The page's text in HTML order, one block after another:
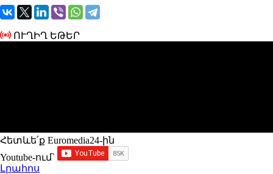
ՈՒՂԻՂ ԵԹԵՐ
Հետևե՛ք Euromedia24-ին
Youtube-ում`
Լրահոս